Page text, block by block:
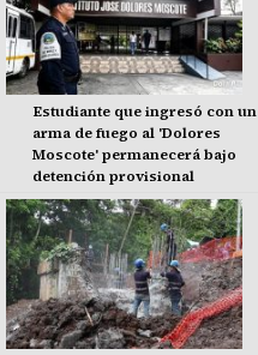
Estudiante que ingresó con un
arma de fuego al 'Dolores
Moscote' permanecerá bajo
detención provisional